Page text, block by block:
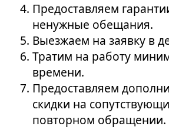
Предоставляем
ненужные обещания.
Выезжаем на заявку в
Тратим на работу
времени.
Предоставляем
скидки на
повторном обращении.